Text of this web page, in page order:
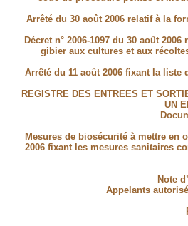
Arrêté du 30 août 2006 relatif à la
Décret n° 2006-1097 du 30 août
gibier aux cultures et aux
Arrêté du 11 août 2006 fixant la liste
REGISTRE DES ENTREES ET
UN
Mesures de biosécurité à mettre en
2006 fixant les mesures sanitaires
Note
Appelants